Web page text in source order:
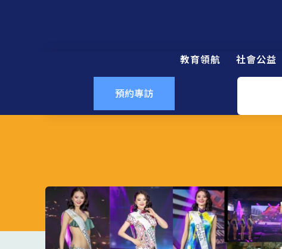
教育領航 社會公益
預約專訪